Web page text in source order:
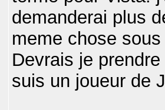
demanderai plus
meme chose
Devrais je
suis un joueur de